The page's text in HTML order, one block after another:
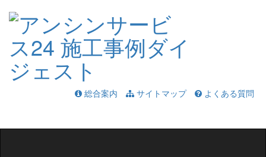
総合案内 サイトマップ
よくある質問